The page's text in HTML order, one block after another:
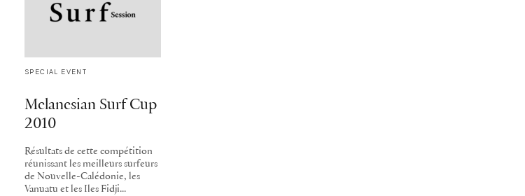
SPECIAL EVENT
Melanesian Surf Cup
2010
Résultats de cette compétition
réunissant les meilleurs surfeurs
de Nouvelle-Calédonie, les
Vanuatu et les Iles Fidji...